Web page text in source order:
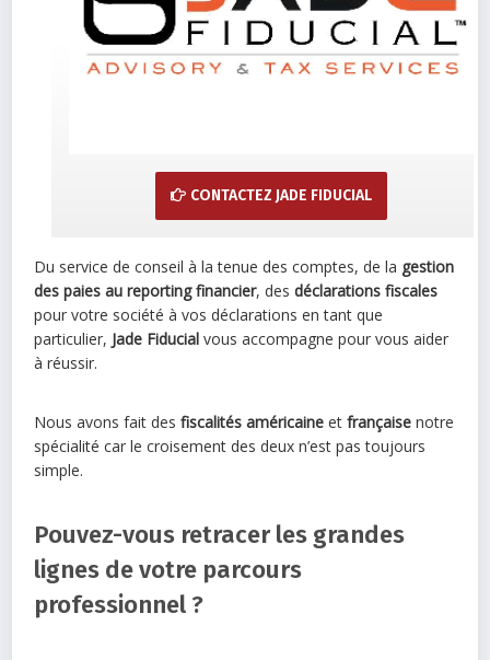
CONTACTEZ JADE FIDUCIAL
Du service de conseil à la tenue des comptes, de la gestion
des paies au reporting financier, desdéclarations fiscales
pour votre société à vos déclarations en tant que
particulier, Jade Fiducial vous accompagne pour vous aider
à réussir.
Nous avons fait des fiscalités américaine et française notre
spécialité car le croisement des deux n’est pas toujours
simple.
Pouvez-vous retracer les grandes
lignes de votre parcours
professionnel ?